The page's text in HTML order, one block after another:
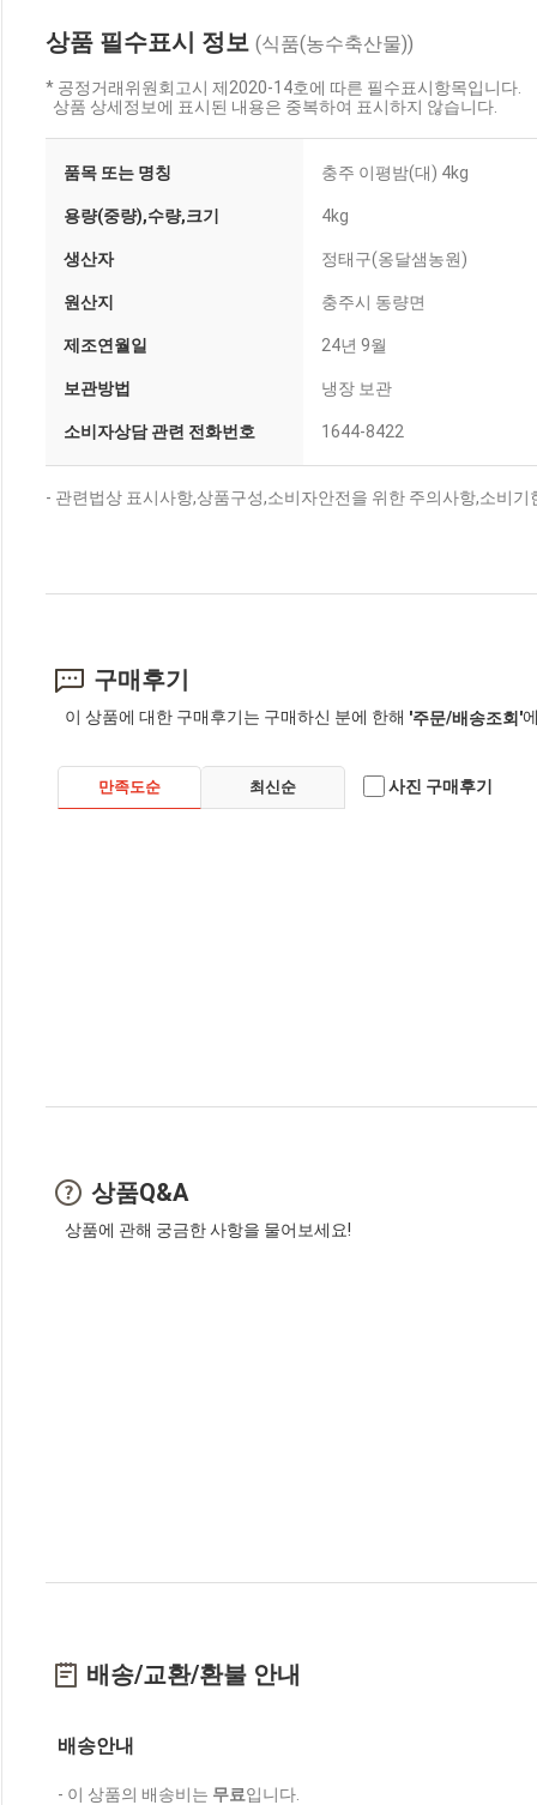
상품 필수표시 정보 (식품(농수축산물))
* 공정거래위원회고시 제2020-14호에 따른 필수표시항목입니다.
상품 상세정보에 표시된 내용은 중복하여 표시하지 않습니다.
품목 또는 명칭 충주 이평밤(대) 4kg
용량(중량),수량,크기 4kg
생산자 정태구(옹달샘농원)
원산지 충주시 동량면
제조연월일 24년 9월
보관방법 냉장 보관
소비자상담 관련 전화번호 1644-8422
- 관련법상 표시사항,상품구성,소비자안전을 위한 주의사항,소비
구매후기
이 상품에 대한 구매후기는 구매하신 분에 한해 '주문/배송조회'
만족도순 최신순 사진 구매후기
상품Q&A
상품에 관해 궁금한 사항을 물어보세요!
배송/교환/환불 안내
배송안내
- 이 상품의 배송비는 무료입니다.